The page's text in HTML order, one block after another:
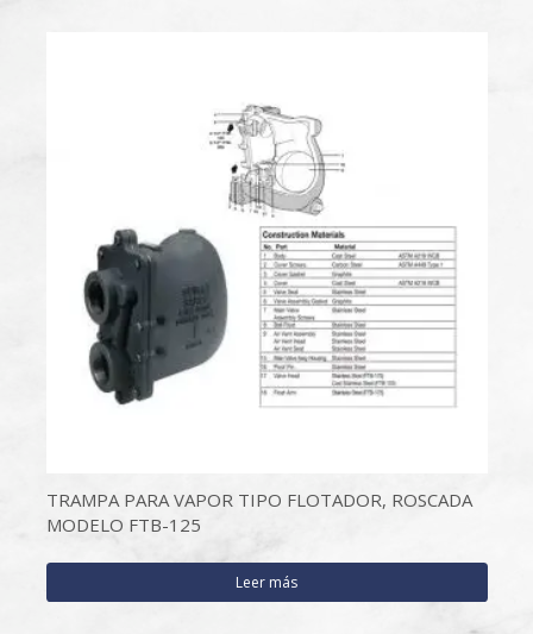
TRAMPA PARA VAPOR TIPO FLOTADOR, ROSCADA
MODELO FTB-125
Leer más